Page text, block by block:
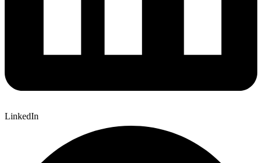
LinkedIn